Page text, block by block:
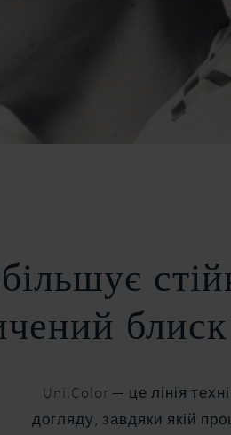
Uni.Color — це лінія
догляду, завдяки якій